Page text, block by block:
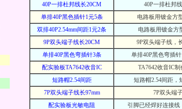
40P一排杜邦线长20CM
40P一排杜邦
单排40P黑色插针1元5条
电路板用镀金方
双排40P2.54mm间距1元2条
电路板用镀金方
9P双头端子线长20CM
9P双头端子线，
单排40P黑色弯插针3条
单排40P黑色弯插
配实验板TA7642收音IC
TA7642收音IC
短路帽2.54间距
短路帽2.54间距
7P双头端子线长97mm
7P双头端
配实验板光敏电阻
引脚已经焊好连接